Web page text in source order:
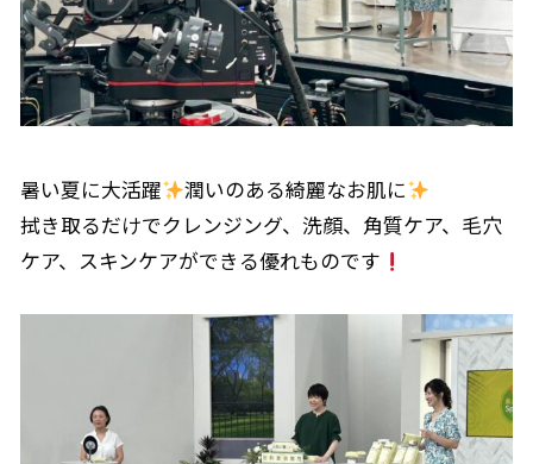
暑い夏に大活躍
潤いのある綺麗なお肌に
拭き取るだけでクレンジング、洗顔、角質ケア、毛穴
ケア、スキンケアができる優れものです